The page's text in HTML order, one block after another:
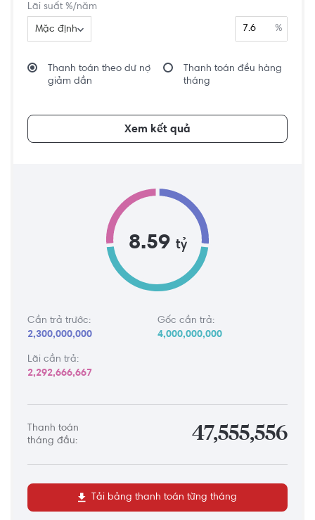
Lãi suất %/năm
Mặc định %
Thanh toán theo dư nợ
giảm dần
Thanh toán đều hàng
tháng
Xem kết quả
8.59 tỷ
Cần trả trước:
2,300,000,000
Gốc cần trả:
4,000,000,000
Lãi cần trả:
2,292,666,667
Thanh toán
tháng đầu:
47,555,556
Tải bảng thanh toán từng tháng